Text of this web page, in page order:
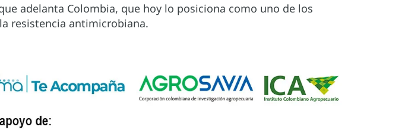
adelanta Colombia, que hoy lo posiciona como uno de los
resistencia antimicrobiana.